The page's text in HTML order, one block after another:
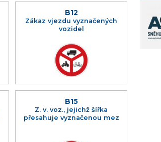
B12
Zákaz vjezdu vyznačených
vozidel
B15
Z. v. voz., jejichž šířka
přesahuje vyznačenou mez